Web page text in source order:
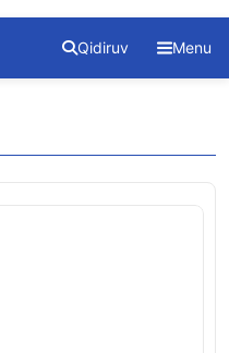
Qidiruv Menu